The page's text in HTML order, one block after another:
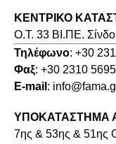
ΚΕΝΤΡΙΚΟ
O.T. 33 ΒΙ.ΠΕ.
Τηλέφωνο: +30
Φαξ: +30 2310
E-mail :
ΥΠΟΚΑΤΑΣΤΗΜΑ
7ης & 53ης & 51ης